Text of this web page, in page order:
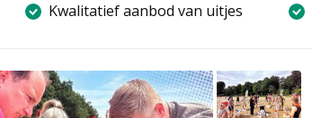
Kwalitatief aanbod van uitjes